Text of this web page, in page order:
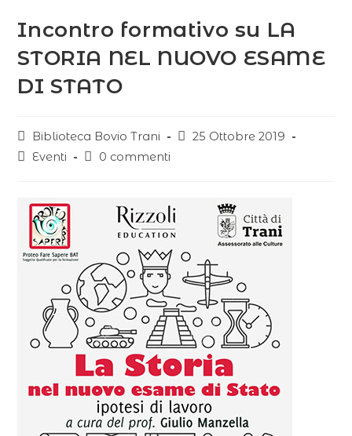
Incontro formativo su LA
STORIA NEL NUOVO ESAME
DI STATO
Biblioteca Bovio Trani
25 Ottobre 2019
Eventi
0 commenti